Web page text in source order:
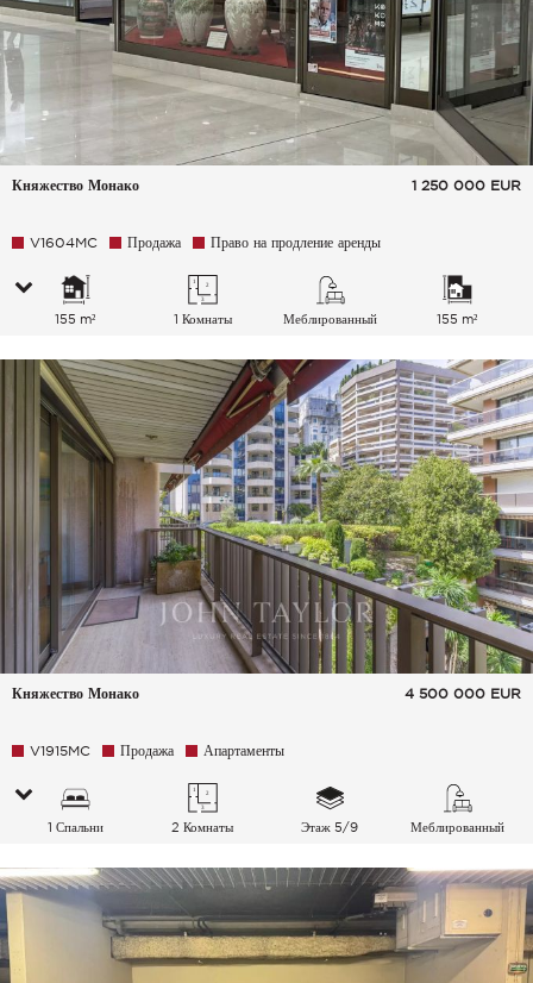
Княжество Монако 1 250 000 EUR
V1604MC Продажа Право на продление аренды
155 m² 1 Комнаты Меблированный 155 m²
Княжество Монако 4 500 000 EUR
V1915MC Продажа Апартаменты
1 Спальни 2 Комнаты Этаж 5/9 Меблированный